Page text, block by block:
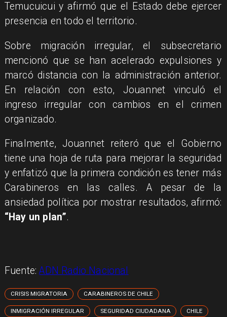
Temucuicui y afirmó que el Estado debe ejercer
presencia en todo el territorio.
Sobre migración irregular, el subsecretario
mencionó que se han acelerado expulsiones y
marcó distancia con la administración anterior.
En relación con esto, Jouannet vinculó el
ingreso irregular con cambios en el crimen
organizado.
Finalmente, Jouannet reiteró que el Gobierno
tiene una hoja de ruta para mejorar la seguridad
y enfatizó que la primera condición es tener más
Carabineros en las calles. A pesar de la
ansiedad política por mostrar resultados, afirmó:
“Hay un plan”.
Fuente:ADN Radio Nacional
CRISIS MIGRATORIA CARABINEROS DE CHILE
INMIGRACIÓN IRREGULAR SEGURIDAD CIUDADANA CHILE